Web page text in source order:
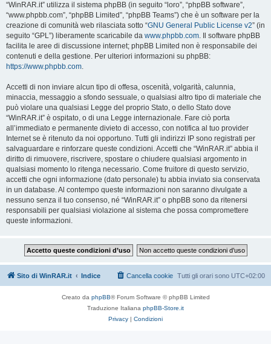
“WinRAR.it” utilizza il sistema phpBB (in seguito “loro”, “phpBB software”,
“www.phpbb.com”, “phpBB Limited”, “phpBB Teams”) che è un software per la
creazione di comunità web rilasciata sotto “GNU General Public License v2” (in
seguito “GPL”) liberamente scaricabile da www.phpbb.com. Il software phpBB
facilita le aree di discussione internet; phpBB Limited non è responsabile dei
contenuti e della gestione. Per ulteriori informazioni su phpBB:
https://www.phpbb.com.
Accetti di non inviare alcun tipo di offesa, oscenità, volgarità, calunnia,
minaccia, messaggio a sfondo sessuale, o qualsiasi altro tipo di materiale che
può violare una qualsiasi Legge del proprio Stato, o dello Stato dove
“WinRAR.it” è ospitato, o di una Legge internazionale. Fare ciò porta
all’immediato e permanente divieto di accesso, con notifica al tuo provider
Internet se è ritenuto da noi opportuno. Tutti gli indirizzi IP sono registrati per
salvaguardare e rinforzare queste condizioni. Accetti che “WinRAR.it” abbia il
diritto di rimuovere, riscrivere, spostare o chiudere qualsiasi argomento in
qualsiasi momento lo ritenga necessario. Come fruitore di questo servizio,
accetti che ogni informazione (dato personale) tu abbia inviato sia conservata
in un database. Al contempo queste informazioni non saranno divulgate a
nessuno senza il tuo consenso, né “WinRAR.it” o phpBB sono da ritenersi
responsabili per qualsiasi violazione al sistema che possa compromettere
queste informazioni.
Sito di WinRAR.it Indice Tutti gli orari sono UTC+02:00
Cancella cookie
Creato da phpBB® Forum Software © phpBB Limited
Traduzione Italiana phpBB-Store.it
Privacy | Condizioni